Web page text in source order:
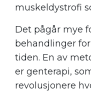
muskeldystrofi
Det pågår mye
behandlinger
tiden. En av
er genterapi,
revolusjonere